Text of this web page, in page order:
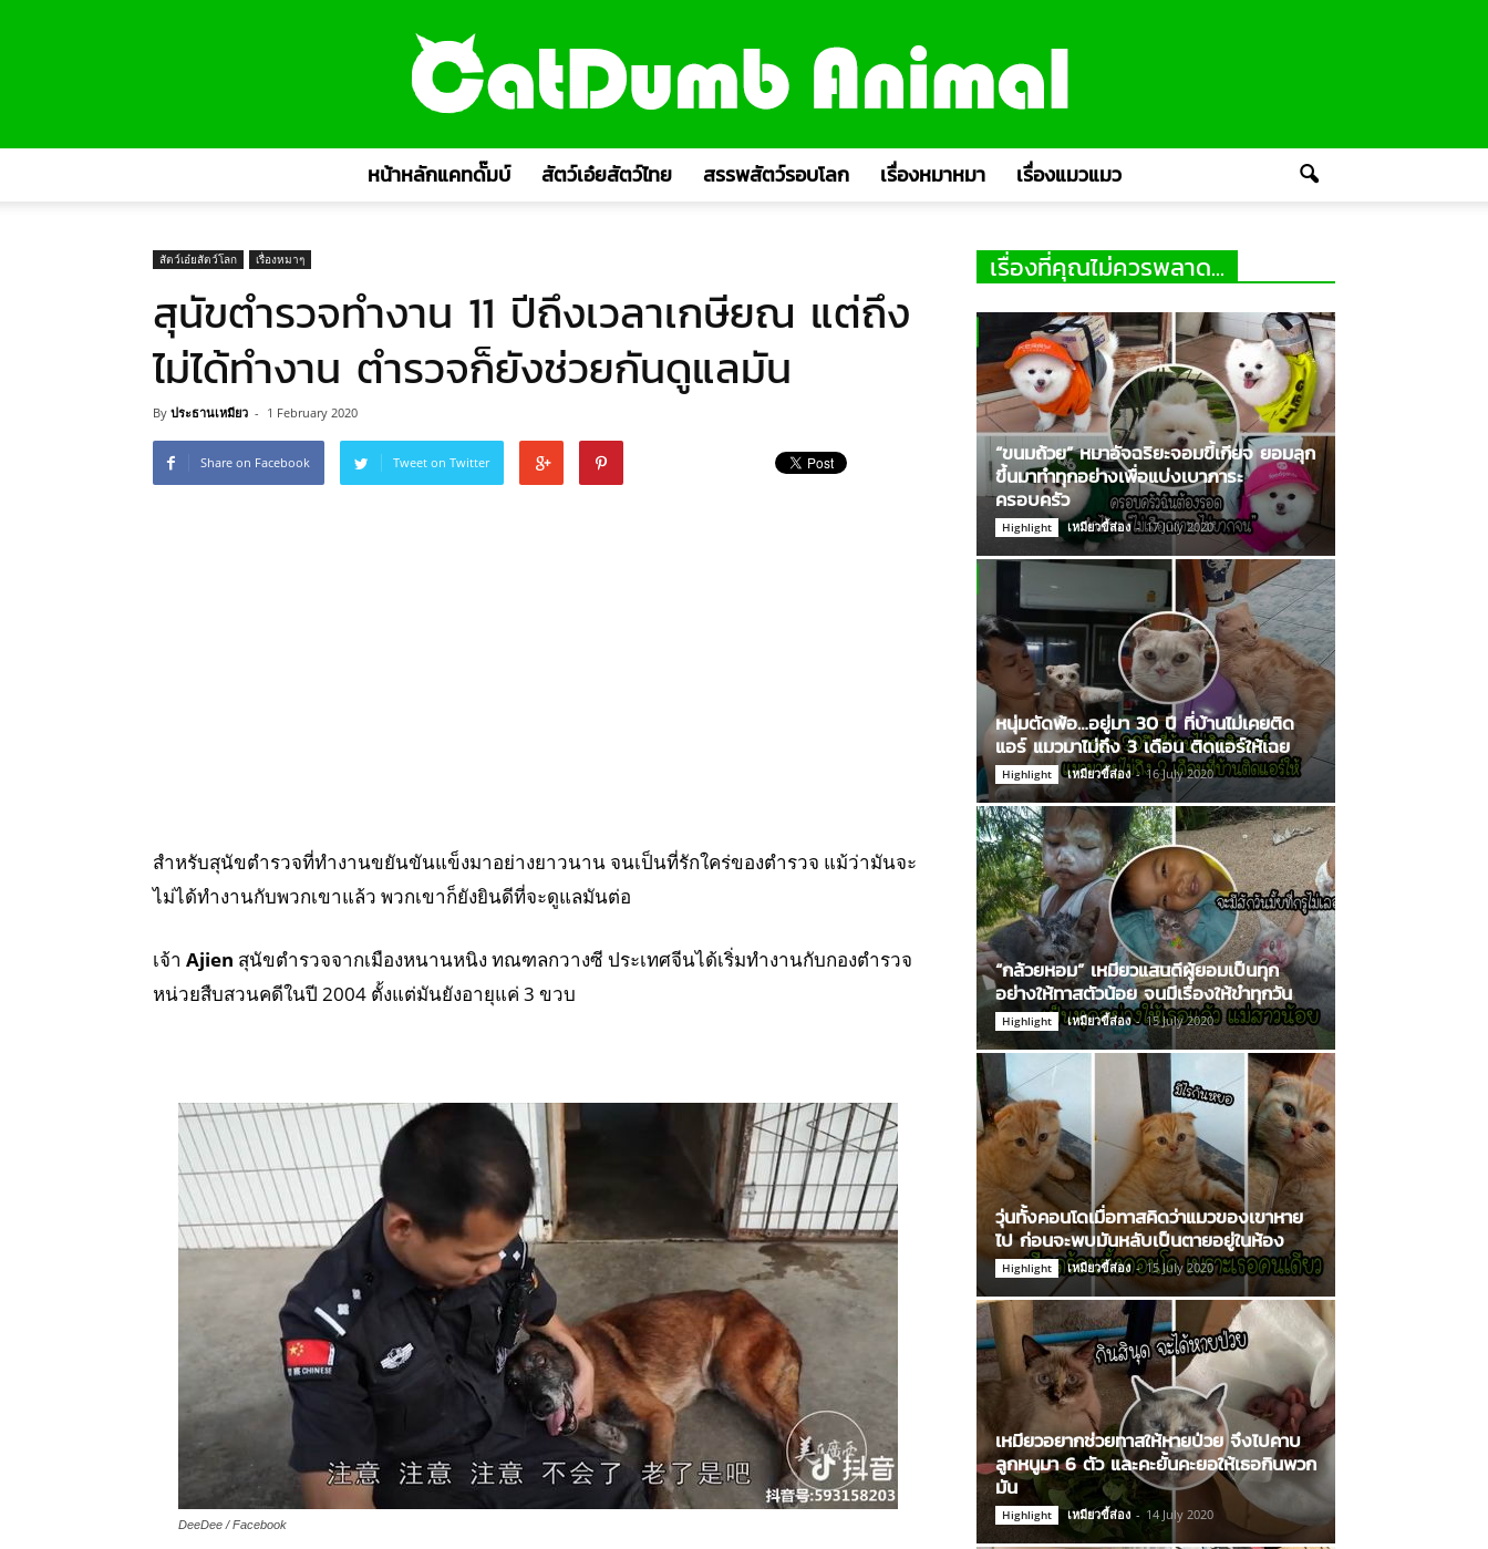
หน้าหลักแคทดั๊มบ์ สัตว์เอ๋ยสัตว์ไทย สรรพสัตว์รอบโลก เรื่องหมาหมา เรื่องแมวแมว
สัตว์เอ๋ยสัตว์โลก เรื่องหมาๆ
สุนัขตำรวจทำงาน 11 ปีถึงเวลาเกษียณ แต่ถึง
ไม่ได้ทำงาน ตำรวจก็ยังช่วยกันดูแลมัน
By ประธานเหมียว - 1 February 2020
Share on Facebook Tweet on Twitter
สำหรับสุนัขตำรวจที่ทำงานขยันขันแข็งมาอย่างยาวนาน จนเป็นที่รักใคร่ของตำรวจ แม้ว่ามันจะ
ไม่ได้ทำงานกับพวกเขาแล้ว พวกเขาก็ยังยินดีที่จะดูแลมันต่อ
เจ้า Ajien สุนัขตำรวจจากเมืองหนานหนิง ทณฑลกวางซี ประเทศจีนได้เริ่มทำงานกับกองตำรวจ
หน่วยสืบสวนคดีในปี 2004 ตั้งแต่มันยังอายุแค่ 3 ขวบ
DeeDee / Facebook
เรื่องที่คุณไม่ควรพลาด...
“ขนมถ้วย” หมาอัจฉริยะจอมขี้เกียจ ยอมลุก
ขึ้นมาทำทุกอย่างเพื่อแบ่งเบาภาระ
ครอบครัว
Highlight เหมียวขี้ส่อง - 17 July 2020
หนุ่มตัดพ้อ…อยู่มา 30 ปี ที่บ้านไม่เคยติด
แอร์ แมวมาไม่ถึง 3 เดือน ติดแอร์ให้เฉย
Highlight เหมียวขี้ส่อง - 16 July 2020
“กล้วยหอม” เหมียวแสนดีผู้ยอมเป็นทุก
อย่างให้ทาสตัวน้อย จนมีเรื่องให้ขำทุกวัน
Highlight เหมียวขี้ส่อง - 15 July 2020
วุ่นทั้งคอนโดเมื่อทาสคิดว่าแมวของเขาหาย
ไป ก่อนจะพบมันหลับเป็นตายอยู่ในห้อง
Highlight เหมียวขี้ส่อง - 15 July 2020
เหมียวอยากช่วยทาสให้หายป่วย จึงไปคาบ
ลูกหนูมา 6 ตัว และคะยั้นคะยอให้เธอกินพวก
มัน
Highlight เหมียวขี้ส่อง - 14 July 2020